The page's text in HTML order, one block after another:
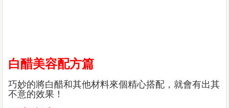
白醋美容配方篇
巧妙的將白醋和其他材料來個精心搭配，就會有出其
不意的效果！